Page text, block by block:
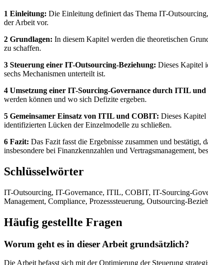
1 Einleitung: Die Einleitung definiert das Thema IT-
der Arbeit vor.
2 Grundlagen: In diesem Kapitel werden die theoretischen
zu schaffen.
3 Steuerung einer IT-Outsourcing-Beziehung: Dieses Kapitel
sechs Mechanismen unterteilt ist.
4 Umsetzung einer IT-Sourcing-Governance durch ITIL
werden können und wo sich Defizite ergeben.
5 Gemeinsamer Einsatz von ITIL und COBIT: Dieses Kapitel
identifizierten Lücken der Einzelmodelle zu schließen.
6 Fazit: Das Fazit fasst die Ergebnisse zusammen und
insbesondere bei Finanzkennzahlen und Vertragsmanagement,
Schlüsselwörter
IT-Outsourcing, IT-Governance, ITIL, COBIT, IT-Sourcing-
Management, Compliance, Prozesssteuerung, Outsourcing-
Häufig gestellte Fragen
Worum geht es in dieser Arbeit grundsätzlich?
Die Arbeit befasst sich mit der Optimierung der Steuerung